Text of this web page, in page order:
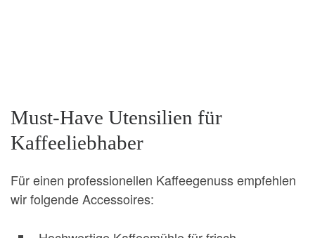
Must-Have Utensilien für
Kaffeeliebhaber
Für einen professionellen Kaffeegenuss empfehlen
wir folgende Accessoires: